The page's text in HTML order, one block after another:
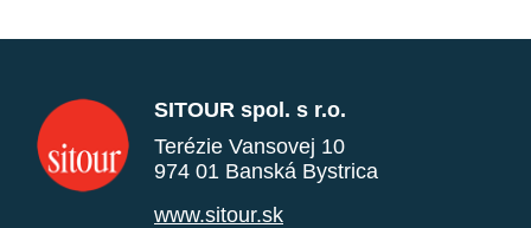
SITOUR spol. s r.o.
Terézie Vansovej 10
974 01 Banská Bystrica
www.sitour.sk